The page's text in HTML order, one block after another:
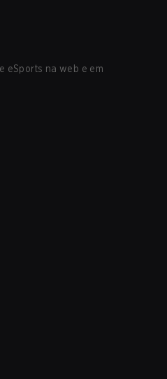
eSports na web e em